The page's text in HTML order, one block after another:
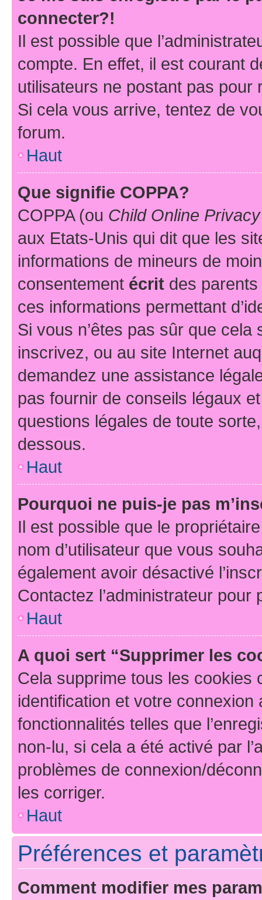
connecter?!
Il est possible que
compte. En effet, il est courant
utilisateurs ne postant pas pour
Si cela vous arrive, tentez de
forum.
Haut
Que signifie COPPA?
COPPA (ou Child Online
aux Etats-Unis qui dit que les
informations de mineurs de
consentement écrit des parents
ces informations permettant
Si vous n’êtes pas sûr que
inscrivez, ou au site Internet
demandez une assistance
pas fournir de conseils légaux
questions légales de toute
dessous.
Haut
Pourquoi ne puis-je pas
Il est possible que le
nom d’utilisateur que vous
également avoir désactivé
Contactez l’administrateur
Haut
A quoi sert “Supprimer les
Cela supprime tous les cookies
identification et votre
fonctionnalités telles que
non-lu, si cela a été activé par
problèmes de connexion/
les corriger.
Haut
Préférences et
Comment modifier mes